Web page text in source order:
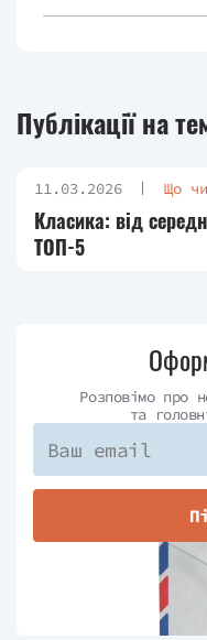
Публікації на
11.03.2026 Що
Класика: від
ТОП-5
Розповімо про
та